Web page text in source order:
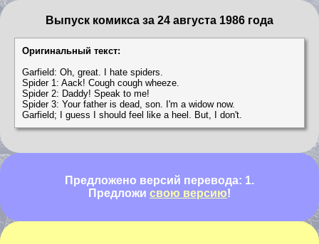
Выпуск комикса за 24 августа 1986 года
Оригинальный текст:
Garfield: Oh, great. I hate spiders.
Spider 1: Aack! Cough cough wheeze.
Spider 2: Daddy! Speak to me!
Spider 3: Your father is dead, son. I'm a widow now.
Garfield; I guess I should feel like a heel. But, I don't.
Предложено версий перевода: 1.
Предложи свою версию!